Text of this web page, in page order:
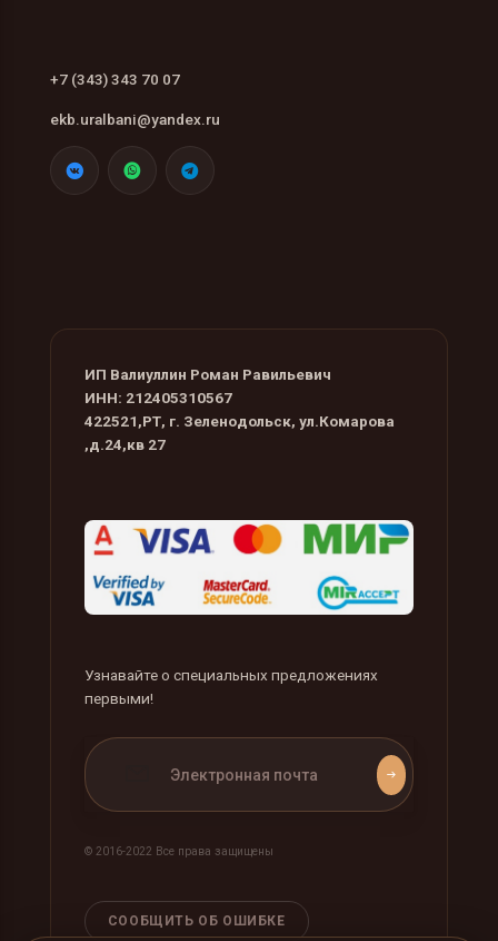
+7 (343) 343 70 07
ekb.uralbani@yandex.ru
ИП Валиуллин Роман Равильевич
ИНН: 212405310567
422521,РТ, г. Зеленодольск, ул.Комарова
,д.24,кв 27
Узнавайте о специальных предложениях
первыми!
©️ 2016-2022 Все права защищены
СООБЩИТЬ ОБ ОШИБКЕ